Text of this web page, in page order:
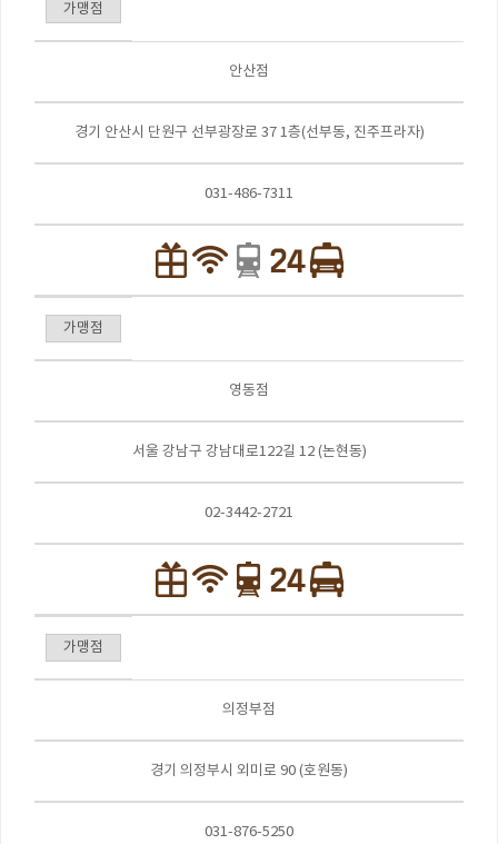
가맹점
안산점
경기 안산시 단원구 선부광장로 37 1층(선부동, 진주프라자)
031-486-7311
가맹점
영동점
서울 강남구 강남대로122길 12 (논현동)
02-3442-2721
가맹점
의정부점
경기 의정부시 외미로 90 (호원동)
031-876-5250